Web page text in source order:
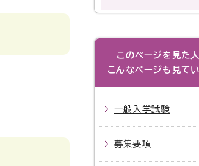
このページを見た
こんなページも見て
一般入学試験
募集要項